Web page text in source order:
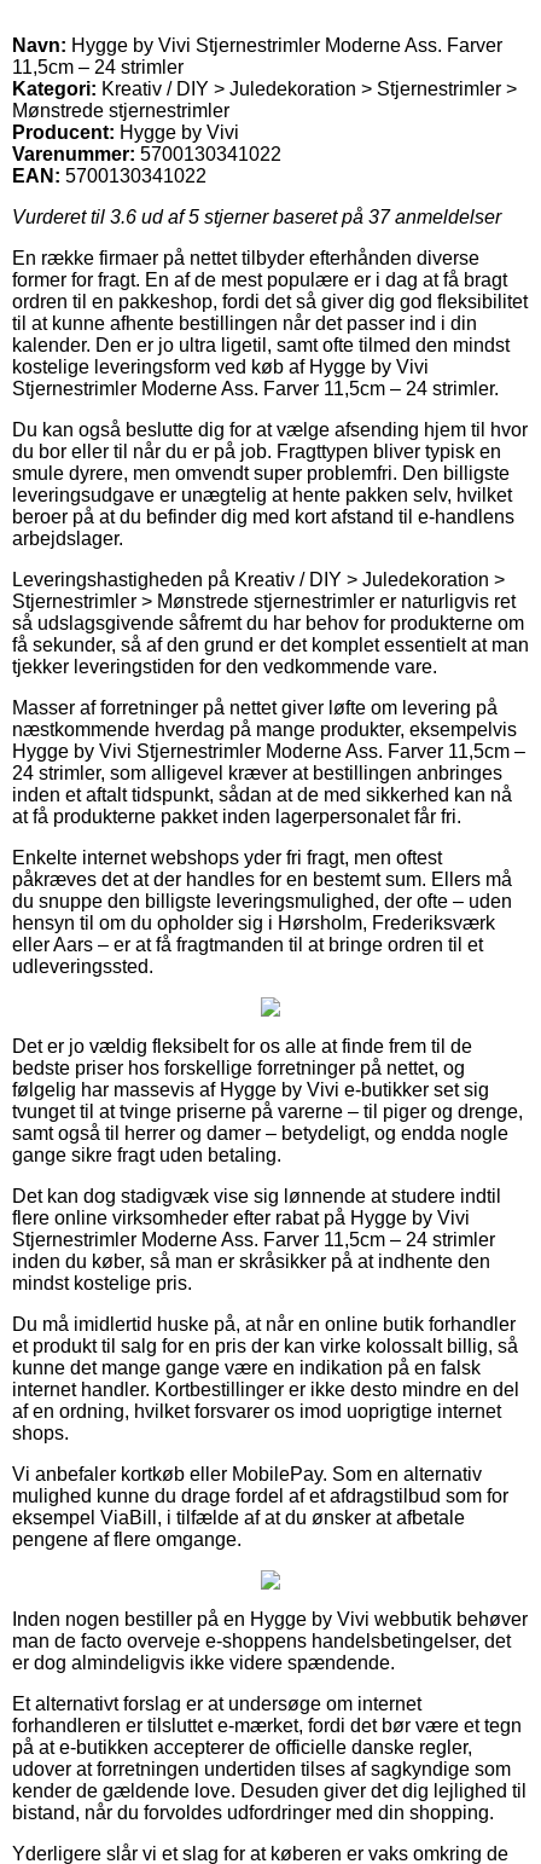
Navn: Hygge by Vivi Stjernestrimler Moderne Ass. Farver
11,5cm – 24 strimler
Kategori: Kreativ / DIY > Juledekoration > Stjernestrimler >
Mønstrede stjernestrimler
Producent: Hygge by Vivi
Varenummer: 5700130341022
EAN: 5700130341022
Vurderet til 3.6 ud af 5 stjerner baseret på 37anmeldelser
En række firmaer på nettet tilbyder efterhånden diverse
former for fragt. En af de mest populære er i dag at få bragt
ordren til en pakkeshop, fordi det så giver dig god fleksibilitet
til at kunne afhente bestillingen når det passer ind i din
kalender. Den er jo ultra ligetil, samt ofte tilmed den mindst
kostelige leveringsform ved køb af Hygge by Vivi
Stjernestrimler Moderne Ass. Farver 11,5cm – 24 strimler.
Du kan også beslutte dig for at vælge afsending hjem til hvor
du bor eller til når du er på job. Fragttypen bliver typisk en
smule dyrere, men omvendt super problemfri. Den billigste
leveringsudgave er unægtelig at hente pakken selv, hvilket
beroer på at du befinder dig med kort afstand til e-handlens
arbejdslager.
Leveringshastigheden på Kreativ / DIY > Juledekoration >
Stjernestrimler > Mønstrede stjernestrimler er naturligvis ret
så udslagsgivende såfremt du har behov for produkterne om
få sekunder, så af den grund er det komplet essentielt at man
tjekker leveringstiden for den vedkommende vare.
Masser af forretninger på nettet giver løfte om levering på
næstkommende hverdag på mange produkter, eksempelvis
Hygge by Vivi Stjernestrimler Moderne Ass. Farver 11,5cm –
24 strimler, som alligevel kræver at bestillingen anbringes
inden et aftalt tidspunkt, sådan at de med sikkerhed kan nå
at få produkterne pakket inden lagerpersonalet får fri.
Enkelte internet webshops yder fri fragt, men oftest
påkræves det at der handles for en bestemt sum. Ellers må
du snuppe den billigste leveringsmulighed, der ofte – uden
hensyn til om du opholder sig i Hørsholm, Frederiksværk
eller Aars – er at få fragtmanden til at bringe ordren til et
udleveringssted.
Det er jo vældig fleksibelt for os alle at finde frem til de
bedste priser hos forskellige forretninger på nettet, og
følgelig har massevis af Hygge by Vivi e-butikker set sig
tvunget til at tvinge priserne på varerne – til piger og drenge,
samt også til herrer og damer – betydeligt, og endda nogle
gange sikre fragt uden betaling.
Det kan dog stadigvæk vise sig lønnende at studere indtil
flere online virksomheder efter rabat på Hygge by Vivi
Stjernestrimler Moderne Ass. Farver 11,5cm – 24 strimler
inden du køber, så man er skråsikker på at indhente den
mindst kostelige pris.
Du må imidlertid huske på, at når en online butik forhandler
et produkt til salg for en pris der kan virke kolossalt billig, så
kunne det mange gange være en indikation på en falsk
internet handler. Kortbestillinger er ikke desto mindre en del
af en ordning, hvilket forsvarer os imod uoprigtige internet
shops.
Vi anbefaler kortkøb eller MobilePay. Som en alternativ
mulighed kunne du drage fordel af et afdragstilbud som for
eksempel ViaBill, i tilfælde af at du ønsker at afbetale
pengene af flere omgange.
Inden nogen bestiller på en Hygge by Vivi webbutik behøver
man de facto overveje e-shoppens handelsbetingelser, det
er dog almindeligvis ikke videre spændende.
Et alternativt forslag er at undersøge om internet
forhandleren er tilsluttet e-mærket, fordi det bør være et tegn
på at e-butikken accepterer de officielle danske regler,
udover at forretningen undertiden tilses af sagkyndige som
kender de gældende love. Desuden giver det dig lejlighed til
bistand, når du forvoldes udfordringer med din shopping.
Yderligere slår vi et slag for at køberen er vaks omkring de